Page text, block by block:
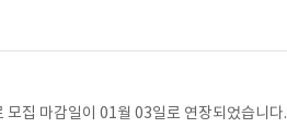
집 마감일이 01월 03일로 연장되었습니다.